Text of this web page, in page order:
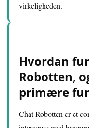
virkeligheden.
Hvordan
Robotten,
primære
Chat Robotten er et